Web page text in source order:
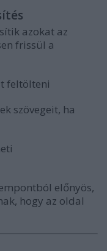
azokat az
frissül a
feltölteni
szövegeit, ha
előnyös,
hogy az oldal